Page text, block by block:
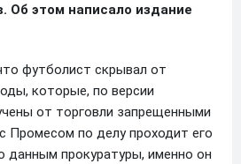
Об этом написало издание
футболист скрывал от
которые, по версии
от торговли запрещенными
Промесом по делу проходит его
прокуратуры, именно он